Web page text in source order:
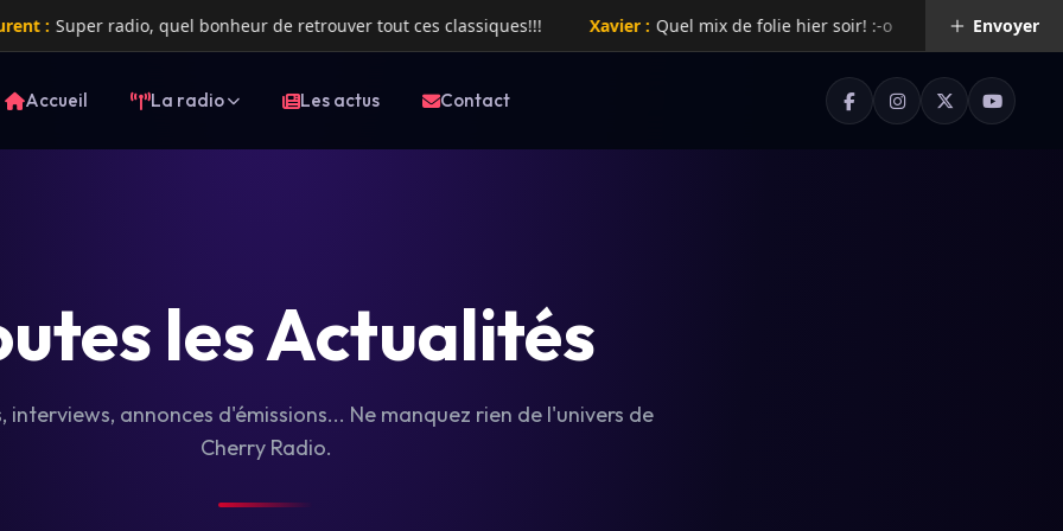
: Super radio, quel bonheur de retrouver tout ces classiques!!! Xavier : Quel mix de folie hier soir! :-o Rachelle : Super
Envoyer
Accueil La radio Les actus Contact
les Actualités
interviews, annonces d'émissions... Ne manquez rien de l'univers de
Cherry Radio.